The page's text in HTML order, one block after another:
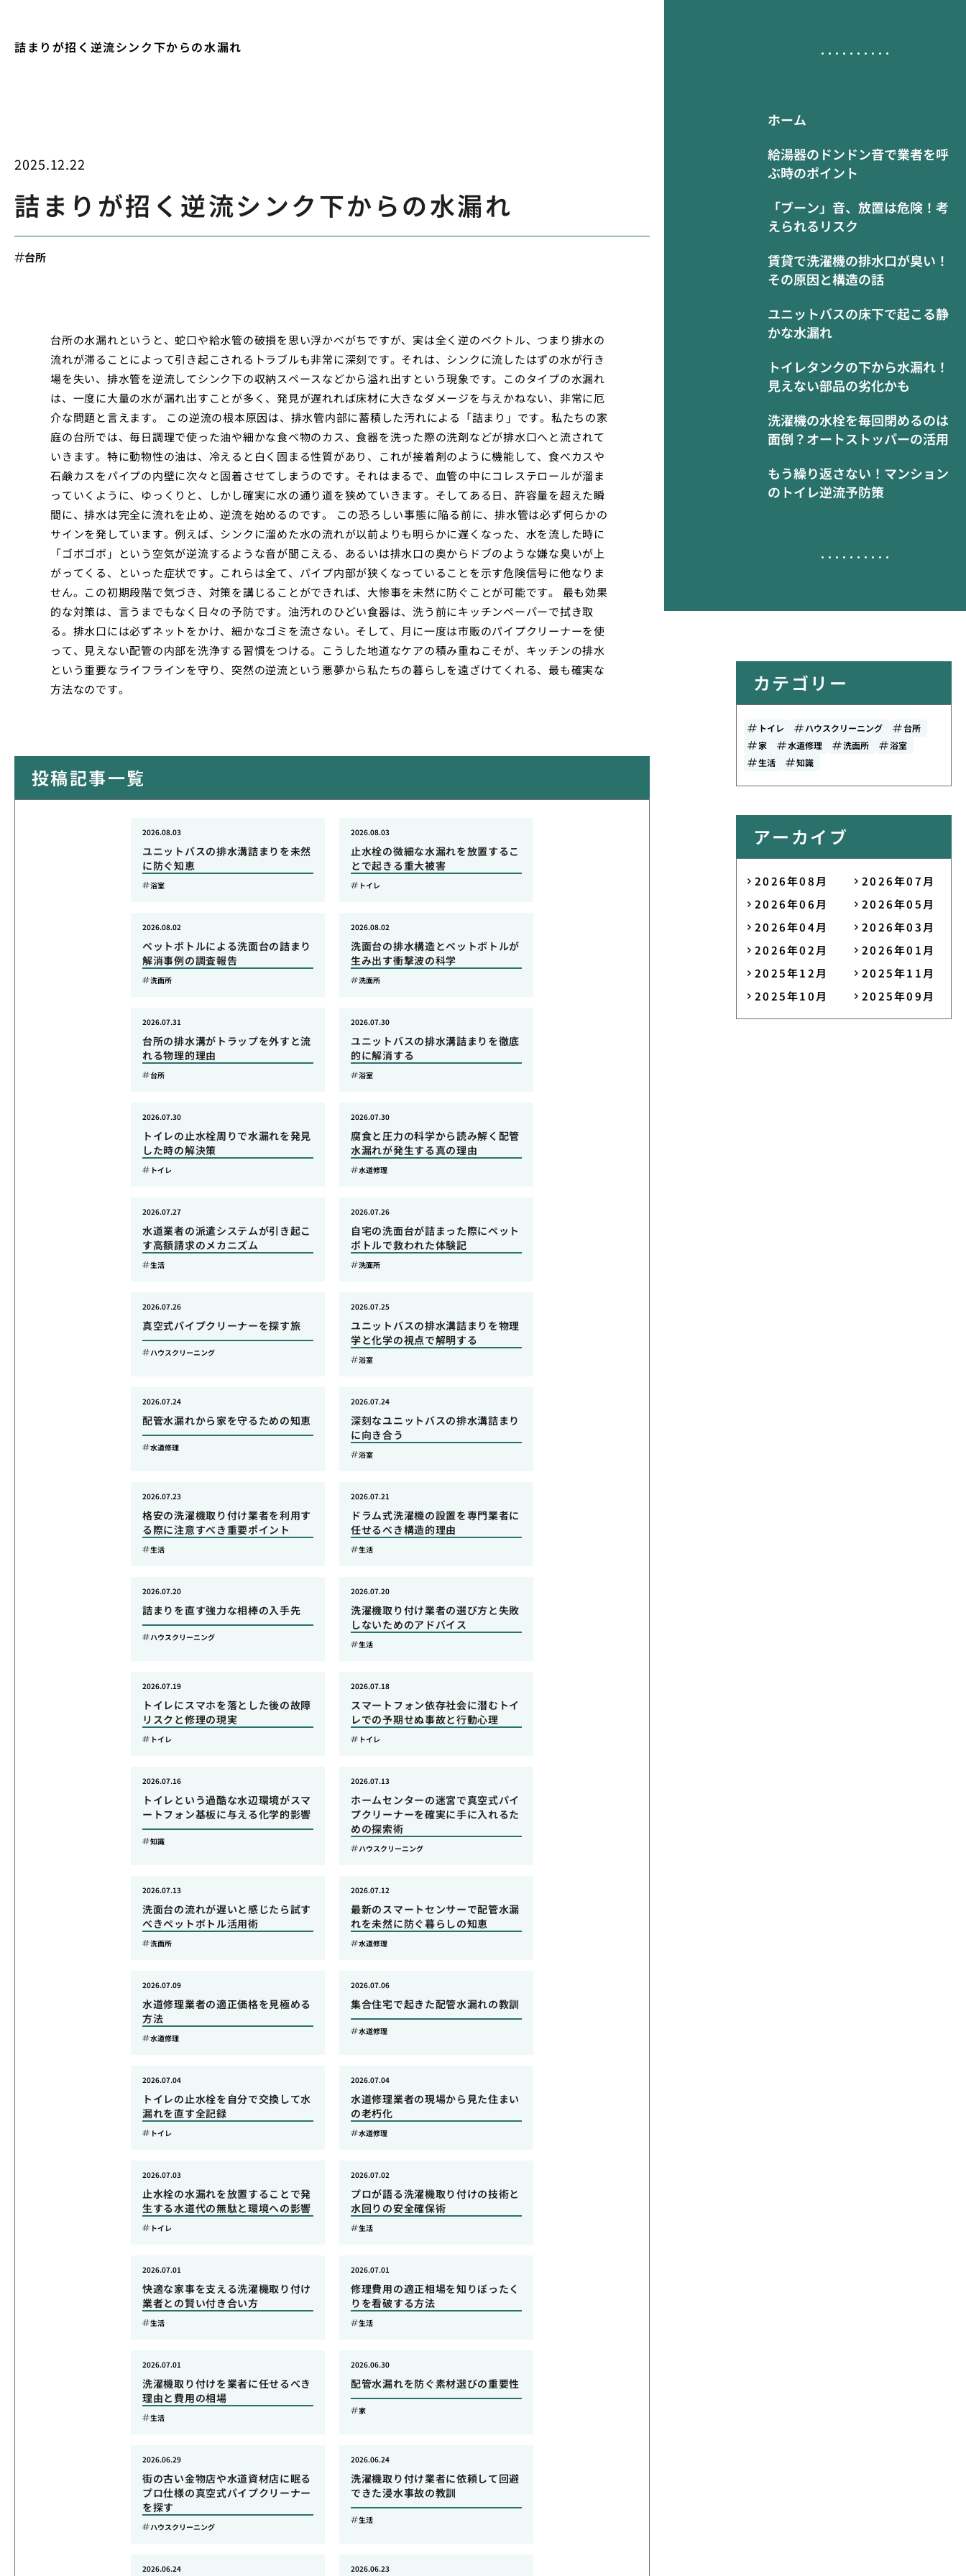
詰まりが招く逆流シンク下からの水漏れ
ホーム
給湯器のドンドン音で業者を呼
ぶ時のポイント
「ブーン」音、放置は危険！考
えられるリスク
賃貸で洗濯機の排水口が臭い！
その原因と構造の話
ユニットバスの床下で起こる静
かな水漏れ
トイレタンクの下から水漏れ！
見えない部品の劣化かも
洗濯機の水栓を毎回閉めるのは
面倒？オートストッパーの活用
もう繰り返さない！マンション
のトイレ逆流予防策
2025.12.22
詰まりが招く逆流シンク下からの水漏れ
台所
台所の水漏れというと、蛇口や給水管の破損を思い浮かべがちですが、実は全く逆のベクトル、つまり排水の
流れが滞ることによって引き起こされるトラブルも非常に深刻です。それは、シンクに流したはずの水が行き
場を失い、排水管を逆流してシンク下の収納スペースなどから溢れ出すという現象です。このタイプの水漏れ
は、一度に大量の水が漏れ出すことが多く、発見が遅れれば床材に大きなダメージを与えかねない、非常に厄
介な問題と言えます。 この逆流の根本原因は、排水管内部に蓄積した汚れによる「詰まり」です。私たちの家
庭の台所では、毎日調理で使った油や細かな食べ物のカス、食器を洗った際の洗剤などが排水口へと流されて
いきます。特に動物性の油は、冷えると白く固まる性質があり、これが接着剤のように機能して、食べカスや
石鹸カスをパイプの内壁に次々と固着させてしまうのです。それはまるで、血管の中にコレステロールが溜ま
っていくように、ゆっくりと、しかし確実に水の通り道を狭めていきます。そしてある日、許容量を超えた瞬
間に、排水は完全に流れを止め、逆流を始めるのです。 この恐ろしい事態に陥る前に、排水管は必ず何らかの
サインを発しています。例えば、シンクに溜めた水の流れが以前よりも明らかに遅くなった、水を流した時に
「ゴボゴボ」という空気が逆流するような音が聞こえる、あるいは排水口の奥からドブのような嫌な臭いが上
がってくる、といった症状です。これらは全て、パイプ内部が狭くなっていることを示す危険信号に他なりま
せん。この初期段階で気づき、対策を講じることができれば、大惨事を未然に防ぐことが可能です。 最も効果
的な対策は、言うまでもなく日々の予防です。油汚れのひどい食器は、洗う前にキッチンペーパーで拭き取
る。排水口には必ずネットをかけ、細かなゴミを流さない。そして、月に一度は市販のパイプクリーナーを使
って、見えない配管の内部を洗浄する習慣をつける。こうした地道なケアの積み重ねこそが、キッチンの排水
という重要なライフラインを守り、突然の逆流という悪夢から私たちの暮らしを遠ざけてくれる、最も確実な
方法なのです。
投稿記事一覧
ユニットバスの排水溝詰まりを未然
に防ぐ知恵
2026.08.03
浴室
止水栓の微細な水漏れを放置するこ
とで起きる重大被害
2026.08.03
トイレ
ペットボトルによる洗面台の詰まり
解消事例の調査報告
2026.08.02
洗面所
洗面台の排水構造とペットボトルが
生み出す衝撃波の科学
2026.08.02
洗面所
台所の排水溝がトラップを外すと流
れる物理的理由
2026.07.31
台所
ユニットバスの排水溝詰まりを徹底
的に解消する
2026.07.30
浴室
トイレの止水栓周りで水漏れを発見
した時の解決策
2026.07.30
トイレ
腐食と圧力の科学から読み解く配管
水漏れが発生する真の理由
2026.07.30
水道修理
水道業者の派遣システムが引き起こ
す高額請求のメカニズム
2026.07.27
生活
自宅の洗面台が詰まった際にペット
ボトルで救われた体験記
2026.07.26
洗面所
真空式パイプクリーナーを探す旅
2026.07.26
ハウスクリーニング
ユニットバスの排水溝詰まりを物理
学と化学の視点で解明する
2026.07.25
浴室
配管水漏れから家を守るための知恵
2026.07.24
水道修理
深刻なユニットバスの排水溝詰まり
に向き合う
2026.07.24
浴室
格安の洗濯機取り付け業者を利用す
る際に注意すべき重要ポイント
2026.07.23
生活
ドラム式洗濯機の設置を専門業者に
任せるべき構造的理由
2026.07.21
生活
詰まりを直す強力な相棒の入手先
2026.07.20
ハウスクリーニング
洗濯機取り付け業者の選び方と失敗
しないためのアドバイス
2026.07.20
生活
トイレにスマホを落とした後の故障
リスクと修理の現実
2026.07.19
トイレ
スマートフォン依存社会に潜むトイ
レでの予期せぬ事故と行動心理
2026.07.18
トイレ
トイレという過酷な水辺環境がスマ
ートフォン基板に与える化学的影響
2026.07.16
知識
ホームセンターの迷宮で真空式パイ
プクリーナーを確実に手に入れるた
めの探索術
2026.07.13
ハウスクリーニング
洗面台の流れが遅いと感じたら試す
べきペットボトル活用術
2026.07.13
洗面所
最新のスマートセンサーで配管水漏
れを未然に防ぐ暮らしの知恵
2026.07.12
水道修理
水道修理業者の適正価格を見極める
方法
2026.07.09
水道修理
集合住宅で起きた配管水漏れの教訓
2026.07.06
水道修理
トイレの止水栓を自分で交換して水
漏れを直す全記録
2026.07.04
トイレ
水道修理業者の現場から見た住まい
の老朽化
2026.07.04
水道修理
止水栓の水漏れを放置することで発
生する水道代の無駄と環境への影響
2026.07.03
トイレ
プロが語る洗濯機取り付けの技術と
水回りの安全確保術
2026.07.02
生活
快適な家事を支える洗濯機取り付け
業者との賢い付き合い方
2026.07.01
生活
修理費用の適正相場を知りぼったく
りを看破する方法
2026.07.01
生活
洗濯機取り付けを業者に任せるべき
理由と費用の相場
2026.07.01
生活
配管水漏れを防ぐ素材選びの重要性
2026.06.30
家
街の古い金物店や水道資材店に眠る
プロ仕様の真空式パイプクリーナー
を探す
2026.06.29
ハウスクリーニング
洗濯機取り付け業者に依頼して回避
できた浸水事故の教訓
2026.06.24
生活
2026.06.24 2026.06.23
カテゴリー
トイレ ハウスクリーニング
台所
家
水道修理 洗面所
浴室
生活
知識
アーカイブ
2026年08月
2026年07月
2026年06月
2026年05月
2026年04月
2026年03月
2026年02月
2026年01月
2025年12月
2025年11月
2025年10月
2025年09月